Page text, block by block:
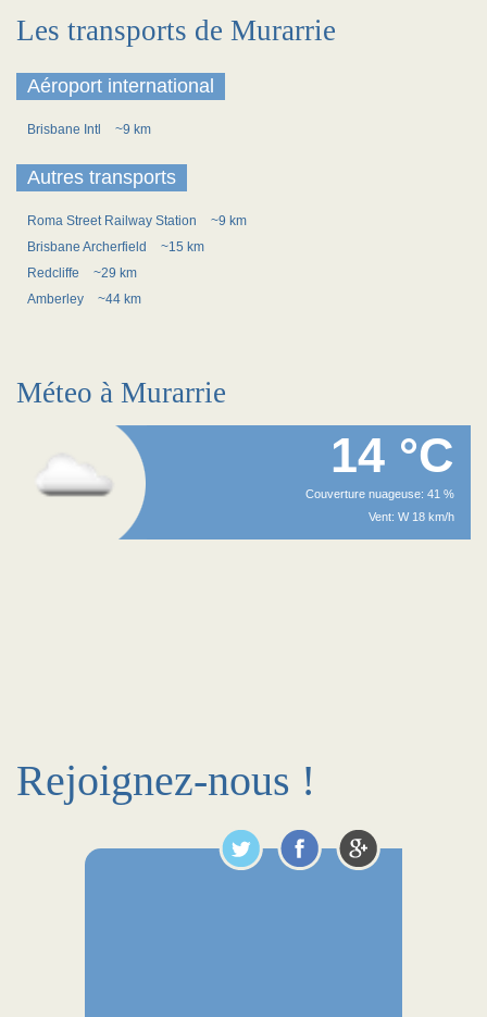
Les transports de Murarrie
Aéroport international
Brisbane Intl ~9 km
Autres transports
Roma Street Railway Station
~9 km
Brisbane Archerfield
~15 km
Redcliffe
~29 km
Amberley
~44 km
Méteo à Murarrie
14 °C
Couverture nuageuse: 41 %
Vent: W 18 km/h
Rejoignez-nous !